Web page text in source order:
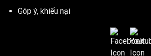
Góp ý, khiếu nại